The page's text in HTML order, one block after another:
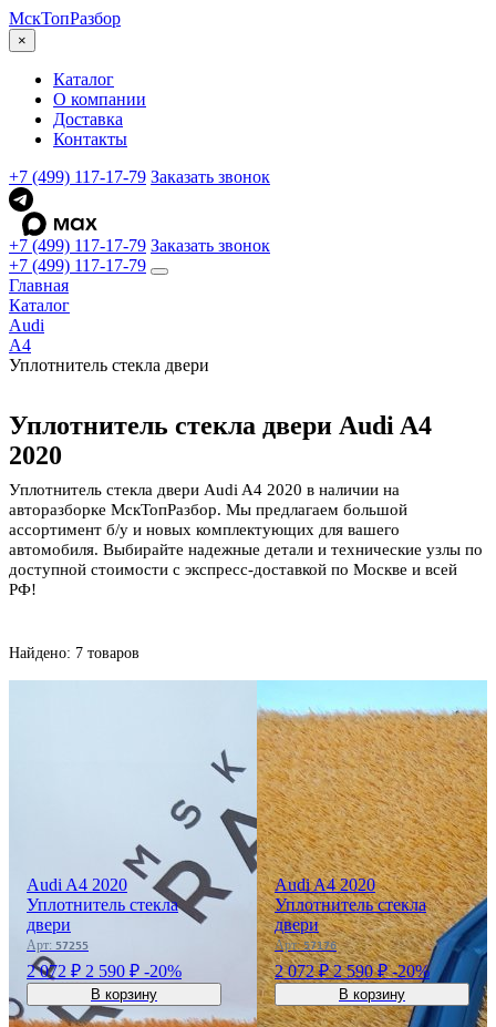
МскТопРазбор
×
Каталог
О компании
Доставка
Контакты
+7 (499) 117-17-79 Заказать звонок
+7 (499) 117-17-79 Заказать звонок
+7 (499) 117-17-79
Главная
Каталог
Audi
A4
Уплотнитель стекла двери
Уплотнитель стекла двери Audi A4
2020
Уплотнитель стекла двери Audi A4 2020 в наличии на
авторазборке МскТопРазбор. Мы предлагаем большой
ассортимент б/у и новых комплектующих для вашего
автомобиля. Выбирайте надежные детали и технические узлы по
доступной стоимости с экспресс-доставкой по Москве и всей
РФ!
Найдено: 7 товаров
Audi A4 2020
Уплотнитель стекла
двери
Арт: 57255
2 072 ₽ 2 590 ₽ -20%
В корзину
Audi A4 2020
Уплотнитель стекла
двери
Арт:57176
2 072 ₽2 590 ₽-20%
В корзину